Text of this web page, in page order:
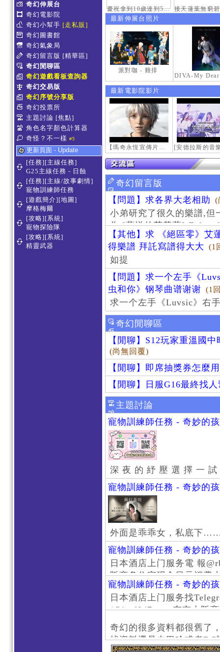
奇幻伸展台
奇幻電影院
奇幻小幫手 [走私販]
奇幻圖書館
奇幻氣象局
奇幻留言版 [精華區]
奇幻閒聊區
奇幻遊戲看板查詢器
奇幻交易版
奇幻序號分享版
奇幻投票所
主題討論 [焦點]
角色名字顏色計算器
奇怪？不一樣 #5
更新頁面 - Update
[任務][主線任務]
G25主線任務 - 日蝕
[任務][主線/故事劇情]
寵物訓練師任務
[遊戲簡介][地圖]
摩格梅爾
[攻略][系統]
寵物探險隊
[攻略][系統]
精靈武器
慶祝拿到10歲達到50級稱號紀念照
最新伸展台照片
派對咖 - 雞排
最新電影院影片
【瑪奇永恆宣傳片】最初的感動
奇幻留言版
【問題】求各界大老相助
(
小弟研究了很久的樂譜,但
作 [葬送的芙莉蓮]-
【其他】求 《絕區零》艾
得樂譜 拜託寫譜得大大
(1
如提
【問題】求一个左手《
虫和你》钢琴曲谱谢谢 (1
求一个左手《Luvsic》右
奇幻閒聊區
【閒聊】S12玩家重溫國
(尚無回覆)
【閒聊】即席抽獎券怎麼
【閒聊】日服G16最終找
主題討論
寵物訓練師任務 - 奇妙的
深 夜 的 紓 壓 選 擇 一
寵物訓練師任務 - 奇妙的
外面是乖乖女，私底下
寵物訓練師任務 - 奇妙的
日本酒店上门服务電 報
阪商务住宅现金日元消费
京风俗 #大阪风俗 #东京
上门服务新宿风俗 #梅田
#日本萝莉 #大阪萝莉 #日
寵物訓練師任務 - 奇妙的
日本酒店上门服务找
/@jptd847utpp 东京大阪
京旅游 #大阪旅游 #东京
东京上门服务 #大阪上门
心斋桥风俗 #日本女孩 #
奇幻的很多資料都很舊了
找資料還是去巴哈或者